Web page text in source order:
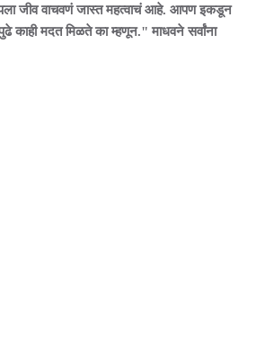
जीव वाचवणं जास्त महत्वाचं आहे. आपण इकडून
काही मदत मिळते का म्हणून." माधवने सर्वांना